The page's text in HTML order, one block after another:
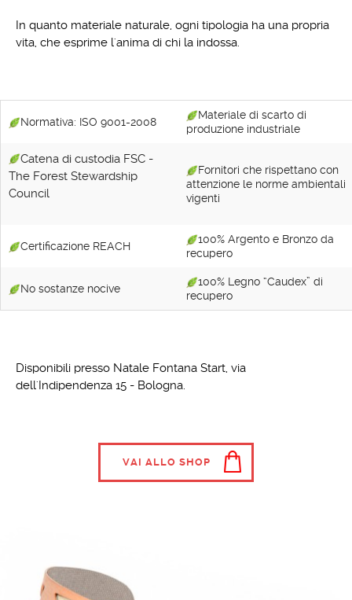
In quanto materiale naturale, ogni tipologia ha una propria
vita, che esprime l'anima di chi la indossa.
Normativa: ISO 9001-2008
Materiale di scarto di
produzione industriale
Catena di custodia FSC -
The Forest Stewardship
Council
Fornitori che rispettano con
attenzione le norme ambientali
vigenti
Certificazione REACH
100% Argento e Bronzo da
recupero
No sostanze nocive
100% Legno “Caudex” di
recupero
Disponibili presso Natale Fontana Start, via
dell'Indipendenza 15 - Bologna.
VAI ALLO SHOP